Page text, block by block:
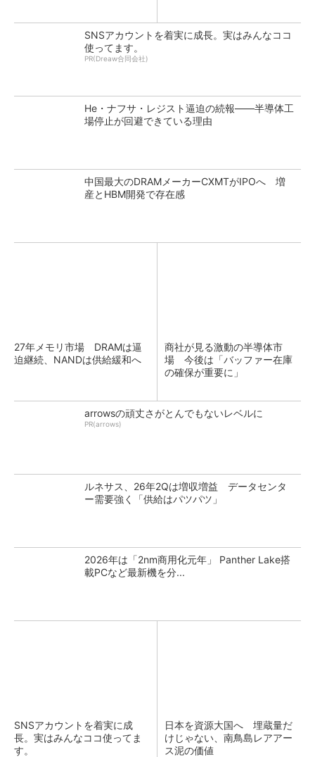
SNSアカウントを着実に成長。実はみんなココ
使ってます。
PR(Dreaw合同会社)
He・ナフサ・レジスト逼迫の続報――半導体工
場停止が回避できている理由
中国最大のDRAMメーカーCXMTがIPOへ 増
産とHBM開発で存在感
27年メモリ市場 DRAMは逼
迫継続、NANDは供給緩和へ
商社が見る激動の半導体市
場 今後は「バッファー在庫
の確保が重要に」
arrowsの頑丈さがとんでもないレベルに
PR(arrows)
ルネサス、26年2Qは増収増益 データセンタ
ー需要強く「供給はパツパツ」
2026年は「2nm商用化元年」 Panther Lake搭
載PCなど最新機を分...
SNSアカウントを着実に成
長。実はみんなココ使ってま
す。
日本を資源大国へ 埋蔵量だ
けじゃない、南鳥島レアアー
ス泥の価値